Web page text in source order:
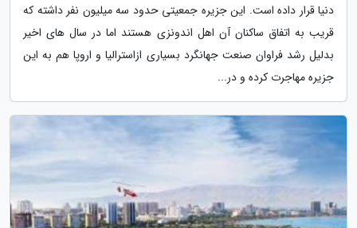
دنیا قرار داده است. این جزیره جمعیتی حدود سه میلیون نفر داشته که
قریب به اتفاق ساکنان آن اهل اندونزی هستند اما در سال های اخیر
بدلیل رشد فراوان صنعت جهانگرد بسیاری ازاسترالیا و اروپا هم به این
جزیره مهاجرت کرده و در...